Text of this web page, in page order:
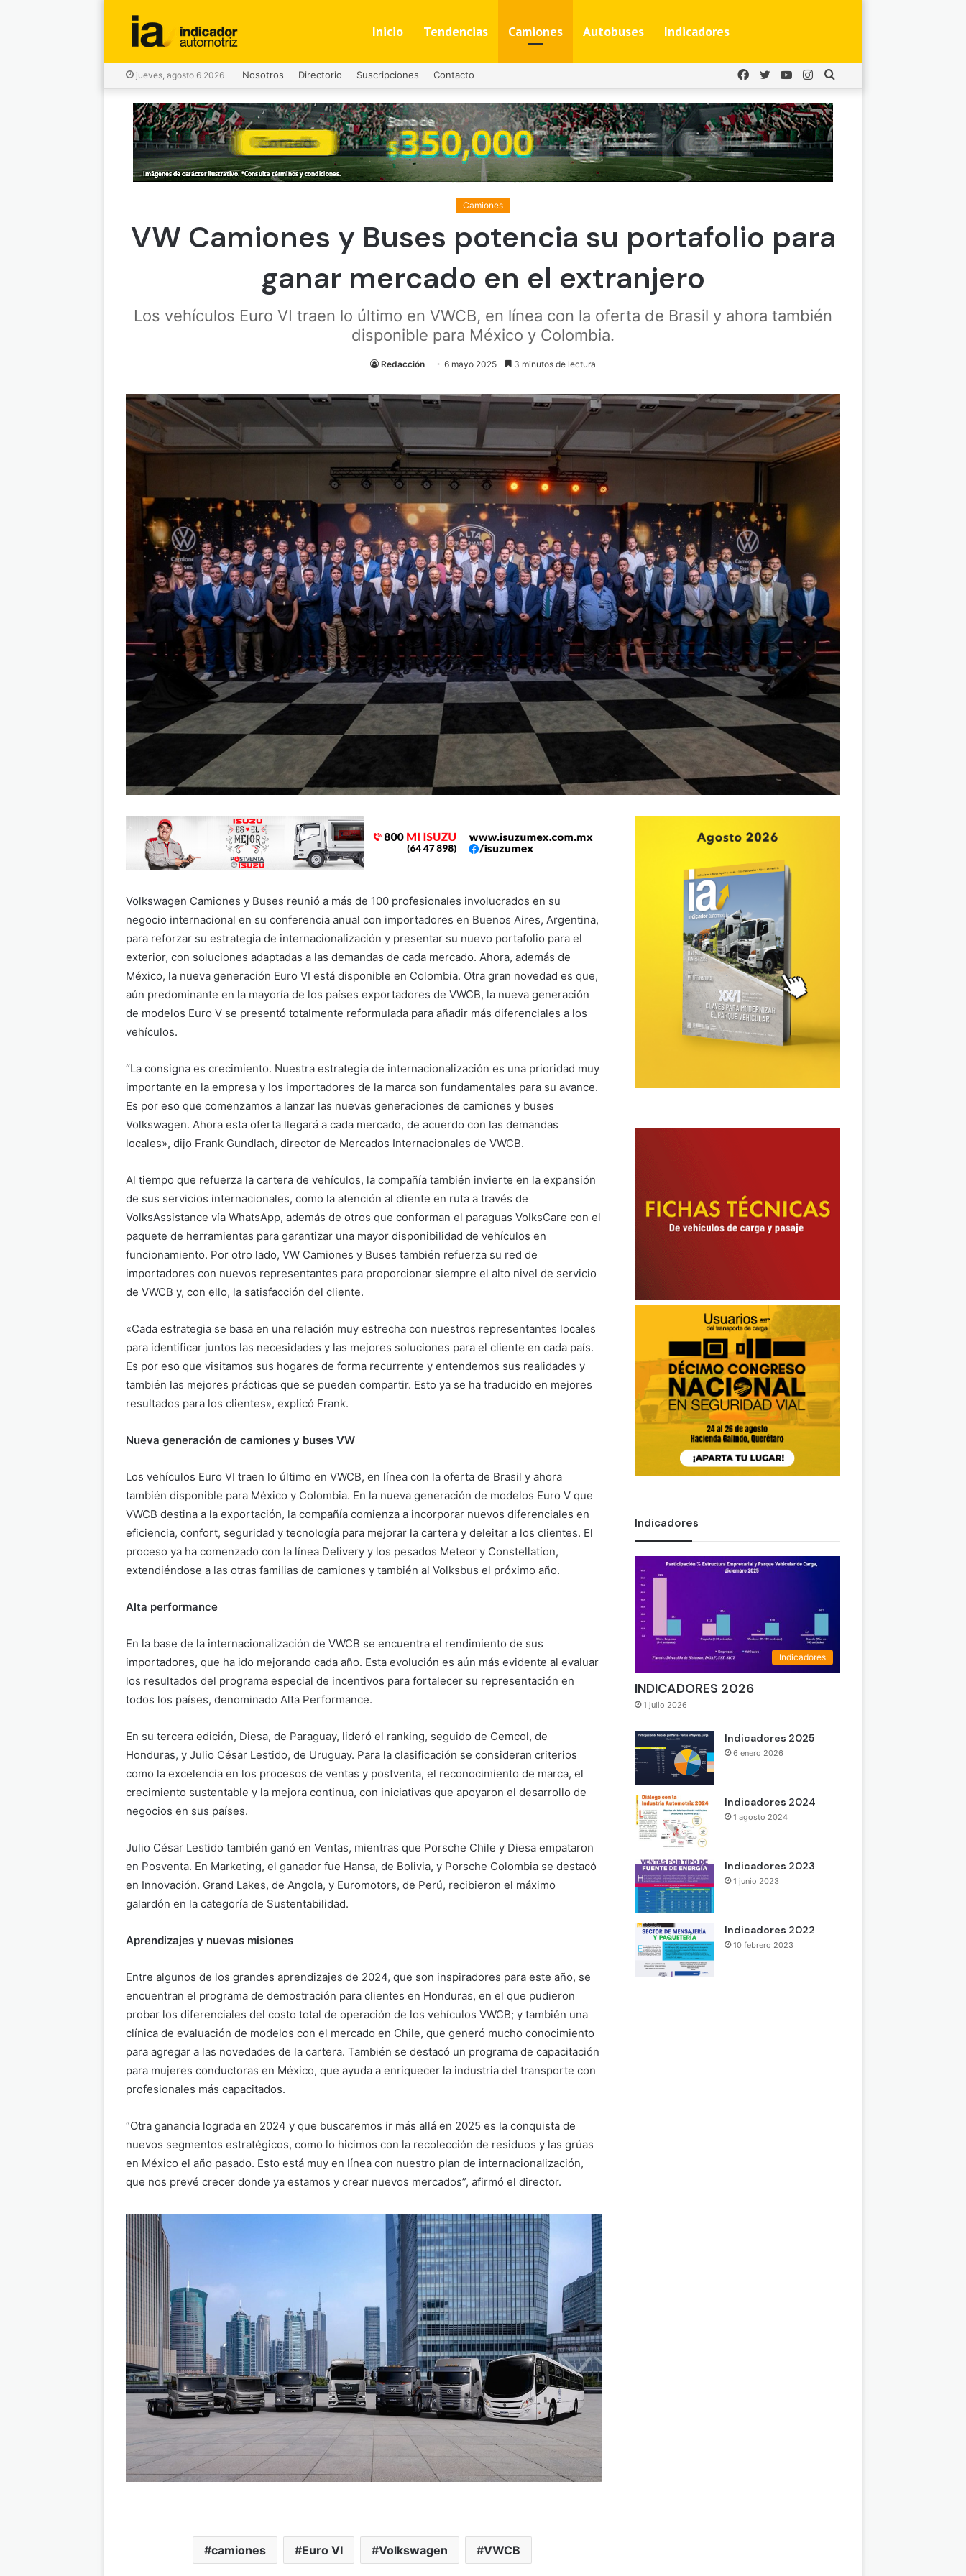
Inicio Tendencias Camiones Autobuses Indicadores
jueves, agosto 6 2026 Nosotros Directorio Suscripciones Contacto
Buscar
Instagram
YouTube
Twitter
Facebook
Camiones
VW Camiones y Buses potencia su portafolio para
ganar mercado en el extranjero
Los vehículos Euro VI traen lo último en VWCB, en línea con la oferta de Brasil y ahora también
disponible para México y Colombia.
Redacción 6 mayo 2025 3 minutos de lectura
Volkswagen Camiones y Buses reunió a más de 100 profesionales involucrados en su
negocio internacional en su conferencia anual con importadores en Buenos Aires, Argentina,
para reforzar su estrategia de internacionalización y presentar su nuevo portafolio para el
exterior, con soluciones adaptadas a las demandas de cada mercado. Ahora, además de
México, la nueva generación Euro VI está disponible en Colombia. Otra gran novedad es que,
aún predominante en la mayoría de los países exportadores de VWCB, la nueva generación
de modelos Euro V se presentó totalmente reformulada para añadir más diferenciales a los
vehículos.
“La consigna es crecimiento. Nuestra estrategia de internacionalización es una prioridad muy
importante en la empresa y los importadores de la marca son fundamentales para su avance.
Es por eso que comenzamos a lanzar las nuevas generaciones de camiones y buses
Volkswagen. Ahora esta oferta llegará a cada mercado, de acuerdo con las demandas
locales», dijo Frank Gundlach, director de Mercados Internacionales de VWCB.
Al tiempo que refuerza la cartera de vehículos, la compañía también invierte en la expansión
de sus servicios internacionales, como la atención al cliente en ruta a través de
VolksAssistance vía WhatsApp, además de otros que conforman el paraguas VolksCare con el
paquete de herramientas para garantizar una mayor disponibilidad de vehículos en
funcionamiento. Por otro lado, VW Camiones y Buses también refuerza su red de
importadores con nuevos representantes para proporcionar siempre el alto nivel de servicio
de VWCB y, con ello, la satisfacción del cliente.
«Cada estrategia se basa en una relación muy estrecha con nuestros representantes locales
para identificar juntos las necesidades y las mejores soluciones para el cliente en cada país.
Es por eso que visitamos sus hogares de forma recurrente y entendemos sus realidades y
también las mejores prácticas que se pueden compartir. Esto ya se ha traducido en mejores
resultados para los clientes», explicó Frank.
Nueva generación de camiones y buses VW
Los vehículos Euro VI traen lo último en VWCB, en línea con la oferta de Brasil y ahora
también disponible para México y Colombia. En la nueva generación de modelos Euro V que
VWCB destina a la exportación, la compañía comienza a incorporar nuevos diferenciales en
eficiencia, confort, seguridad y tecnología para mejorar la cartera y deleitar a los clientes. El
proceso ya ha comenzado con la línea Delivery y los pesados Meteor y Constellation,
extendiéndose a las otras familias de camiones y también al Volksbus el próximo año.
Alta performance
En la base de la internacionalización de VWCB se encuentra el rendimiento de sus
importadores, que ha ido mejorando cada año. Esta evolución es aún más evidente al evaluar
los resultados del programa especial de incentivos para fortalecer su representación en
todos los países, denominado Alta Performance.
En su tercera edición, Diesa, de Paraguay, lideró el ranking, seguido de Cemcol, de
Honduras, y Julio César Lestido, de Uruguay. Para la clasificación se consideran criterios
como la excelencia en los procesos de ventas y postventa, el reconocimiento de marca, el
crecimiento sustentable y la mejora continua, con iniciativas que apoyaron el desarrollo de
negocios en sus países.
Julio César Lestido también ganó en Ventas, mientras que Porsche Chile y Diesa empataron
en Posventa. En Marketing, el ganador fue Hansa, de Bolivia, y Porsche Colombia se destacó
en Innovación. Grand Lakes, de Angola, y Euromotors, de Perú, recibieron el máximo
galardón en la categoría de Sustentabilidad.
Aprendizajes y nuevas misiones
Entre algunos de los grandes aprendizajes de 2024, que son inspiradores para este año, se
encuentran el programa de demostración para clientes en Honduras, en el que pudieron
probar los diferenciales del costo total de operación de los vehículos VWCB; y también una
clínica de evaluación de modelos con el mercado en Chile, que generó mucho conocimiento
para agregar a las novedades de la cartera. También se destacó un programa de capacitación
para mujeres conductoras en México, que ayuda a enriquecer la industria del transporte con
profesionales más capacitados.
“Otra ganancia lograda en 2024 y que buscaremos ir más allá en 2025 es la conquista de
nuevos segmentos estratégicos, como lo hicimos con la recolección de residuos y las grúas
en México el año pasado. Esto está muy en línea con nuestro plan de internacionalización,
que nos prevé crecer donde ya estamos y crear nuevos mercados”, afirmó el director.
camiones Euro VI Volkswagen VWCB
Indicadores
Indicadores
INDICADORES 2026
1 julio 2026
Indicadores 2025
6 enero 2026
Indicadores 2024
1 agosto 2024
Indicadores 2023
1 junio 2023
Indicadores 2022
10 febrero 2023